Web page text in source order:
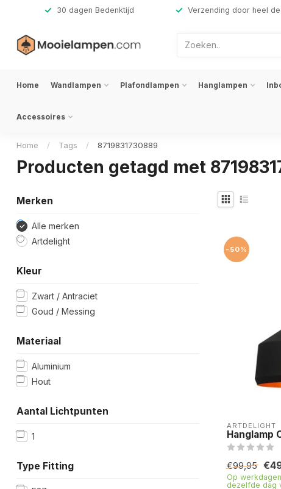
30 dagen Bedenktijd Verzending door heel de
Home Wandlampen Plafondlampen Hanglampen
Accessoires
Home / Tags / 8719831730889
Producten getagd met
Merken
Alle merken
Artdelight
Kleur
Zwart / Antraciet
Goud / Messing
Materiaal
Aluminium
Hout
Aantal Lichtpunten
1
Type Fitting
-50%
ARTDELIGHT
Hanglamp
€99,95
Op
dezelfde dag